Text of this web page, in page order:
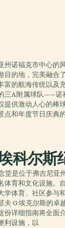
州诺福克市中心的
目的地，完美融合
富的航海传统以及
三A附属球队——诺
提供激动人心的棒
点和年度节日庆典
科尔
堂是位于弗吉尼
体育和文化设施。
学体育、社区参与
·G·埃克尔斯的
份详细指南将全面
利设施，以